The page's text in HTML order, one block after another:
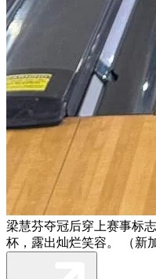
梁慧芬夺冠后穿上赛事标
杯，露出灿烂笑容。 （新